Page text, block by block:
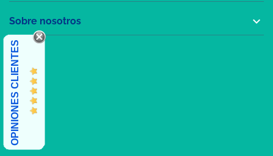
Sobre nosotros 
OPINIONES CLIENTES